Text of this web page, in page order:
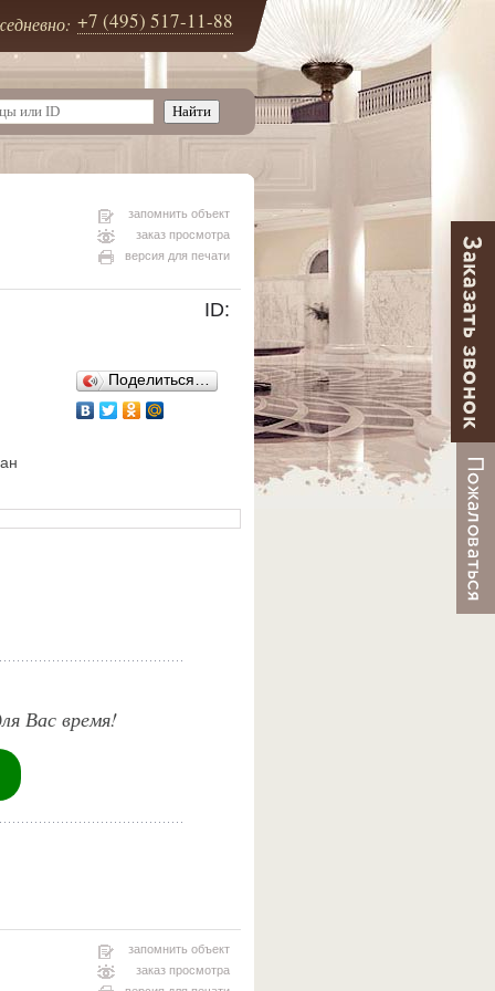
+7 (495) 517-11-88
запомнить объект
заказ просмотра
версия для печати
ID:
Поделиться…
Вас время!
запомнить объект
заказ просмотра